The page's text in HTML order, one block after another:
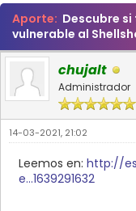
Aporte: Descubre si
vulnerable al
chujalt
Administrador
14-03-2021, 21:02
Leemos en: http://
e...1639291632